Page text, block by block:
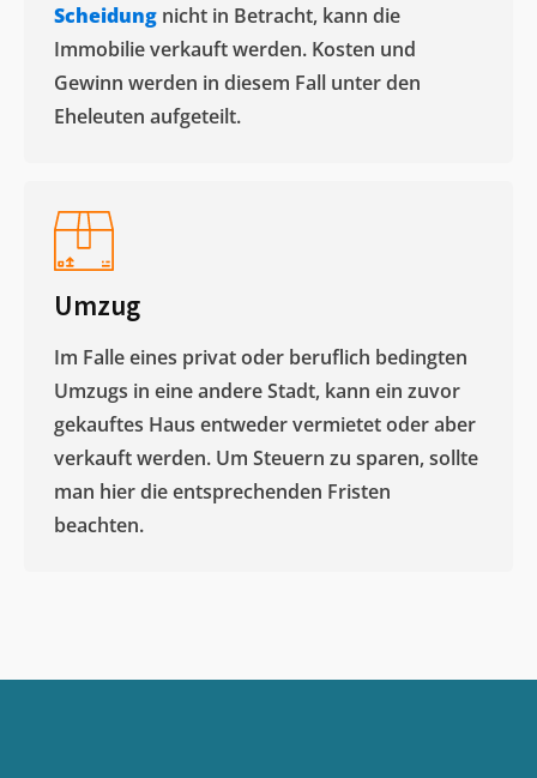
Scheidung nicht in Betracht, kann die
Immobilie verkauft werden. Kosten und
Gewinn werden in diesem Fall unter den
Eheleuten aufgeteilt.​
Umzug
Im Falle eines privat oder beruflich bedingten
Umzugs in eine andere Stadt, kann ein zuvor
gekauftes Haus entweder vermietet oder aber
verkauft werden. Um Steuern zu sparen, sollte
man hier die entsprechenden Fristen
beachten.